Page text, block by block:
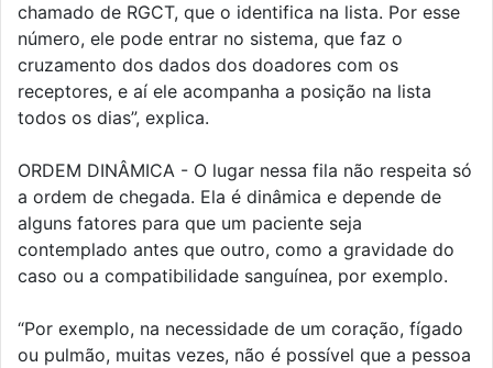
chamado de RGCT, que o identifica na lista. Por esse
número, ele pode entrar no sistema, que faz o
cruzamento dos dados dos doadores com os
receptores, e aí ele acompanha a posição na lista
todos os dias”, explica.
ORDEM DINÂMICA - O lugar nessa fila não respeita só
a ordem de chegada. Ela é dinâmica e depende de
alguns fatores para que um paciente seja
contemplado antes que outro, como a gravidade do
caso ou a compatibilidade sanguínea, por exemplo.
“Por exemplo, na necessidade de um coração, fígado
ou pulmão, muitas vezes, não é possível que a pessoa